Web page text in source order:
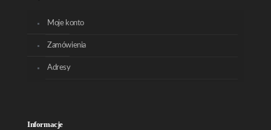
Moje konto
Zamówienia
Adresy
Informacje